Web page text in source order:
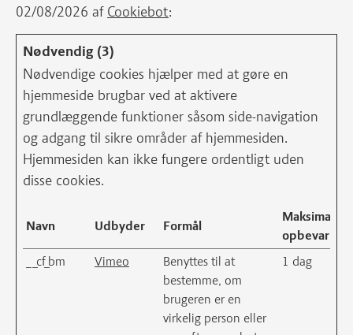
02/08/2026 af Cookiebot:
Nødvendig (3)
Nødvendige cookies hjælper med at gøre en
hjemmeside brugbar ved at aktivere
grundlæggende funktioner såsom side-navigation
og adgang til sikre områder af hjemmesiden.
Hjemmesiden kan ikke fungere ordentligt uden
disse cookies.
Navn Udbyder Formål
Maksimal
__cf_bm
Vimeo
Benyttes til at
bestemme, om
brugeren er en
virkelig person eller
1 dag